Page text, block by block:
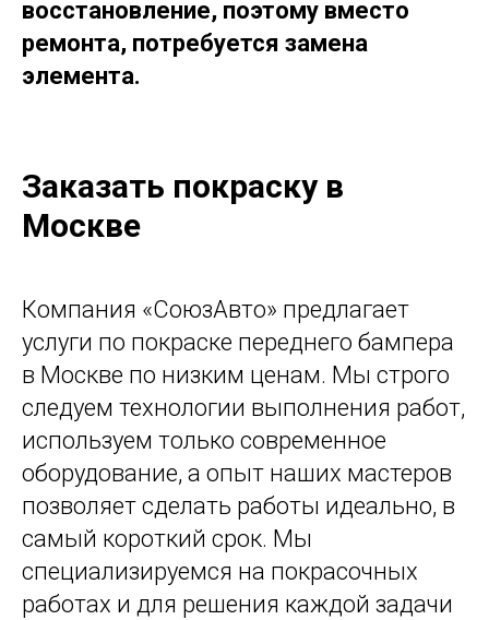
восстановление, поэтому вместо
ремонта, потребуется замена
элемента.
Заказать покраску в
Москве
Компания «СоюзАвто» предлагает
услуги по покраске переднего бампера
в Москве по низким ценам. Мы строго
следуем технологии выполнения работ,
используем только современное
оборудование, а опыт наших мастеров
позволяет сделать работы идеально, в
самый короткий срок. Мы
специализируемся на покрасочных
работах и для решения каждой задачи